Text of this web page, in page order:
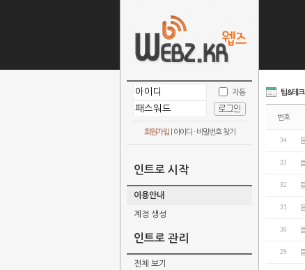
자동
회원가입| 아이디 · 비밀번호 찾기
인트로 시작
이용안내
계정 생성
인트로 관리
전체 보기
팁&테크
번호
34
33
32
31
30
29